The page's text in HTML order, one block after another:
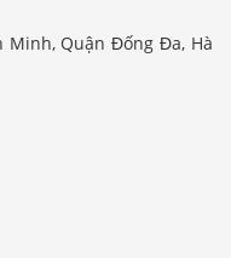
Minh, Quận Đống Đa, Hà